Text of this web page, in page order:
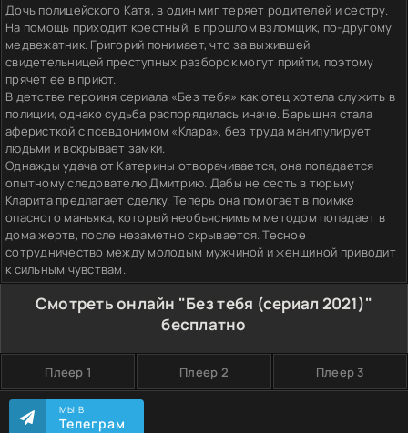
Дочь полицейского Катя, в один миг теряет родителей и сестру.
На помощь приходит крестный, в прошлом взломщик, по-другому
медвежатник. Григорий понимает, что за выжившей
свидетельницей преступных разборок могут прийти, поэтому
прячет ее в приют.
В детстве героиня сериала «Без тебя» как отец хотела служить в
полиции, однако судьба распорядилась иначе. Барышня стала
аферисткой с псевдонимом «Клара», без труда манипулирует
людьми и вскрывает замки.
Однажды удача от Катерины отворачивается, она попадается
опытному следователю Дмитрию. Дабы не сесть в тюрьму
Кларита предлагает сделку. Теперь она помогает в поимке
опасного маньяка, который необъяснимым методом попадает в
дома жертв, после незаметно скрывается. Тесное
сотрудничество между молодым мужчиной и женщиной приводит
к сильным чувствам.
Смотреть онлайн "Без тебя (сериал 2021)"
бесплатно
Плеер 1 Плеер 2 Плеер 3
МЫ В
Телеграм